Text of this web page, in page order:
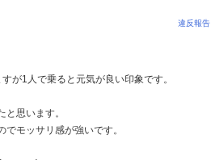
違反報告
が1人で乗ると元気が良い印象です。
思います。
モッサリ感が強いです。